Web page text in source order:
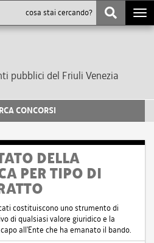
pubblici del Friuli Venezia
CONCORSI
DELLA
PER TIPO DI
costituiscono uno strumento di
di qualsiasi valore giuridico e la
all'Ente che ha emanato il bando.